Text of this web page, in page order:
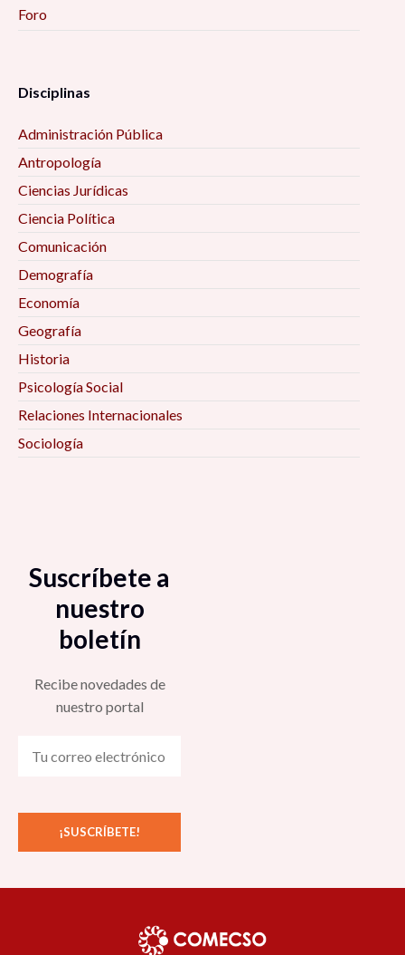
Foro
Disciplinas
Administración Pública
Antropología
Ciencias Jurídicas
Ciencia Política
Comunicación
Demografía
Economía
Geografía
Historia
Psicología Social
Relaciones Internacionales
Sociología
Suscríbete a
nuestro
boletín
Recibe novedades de
nuestro portal